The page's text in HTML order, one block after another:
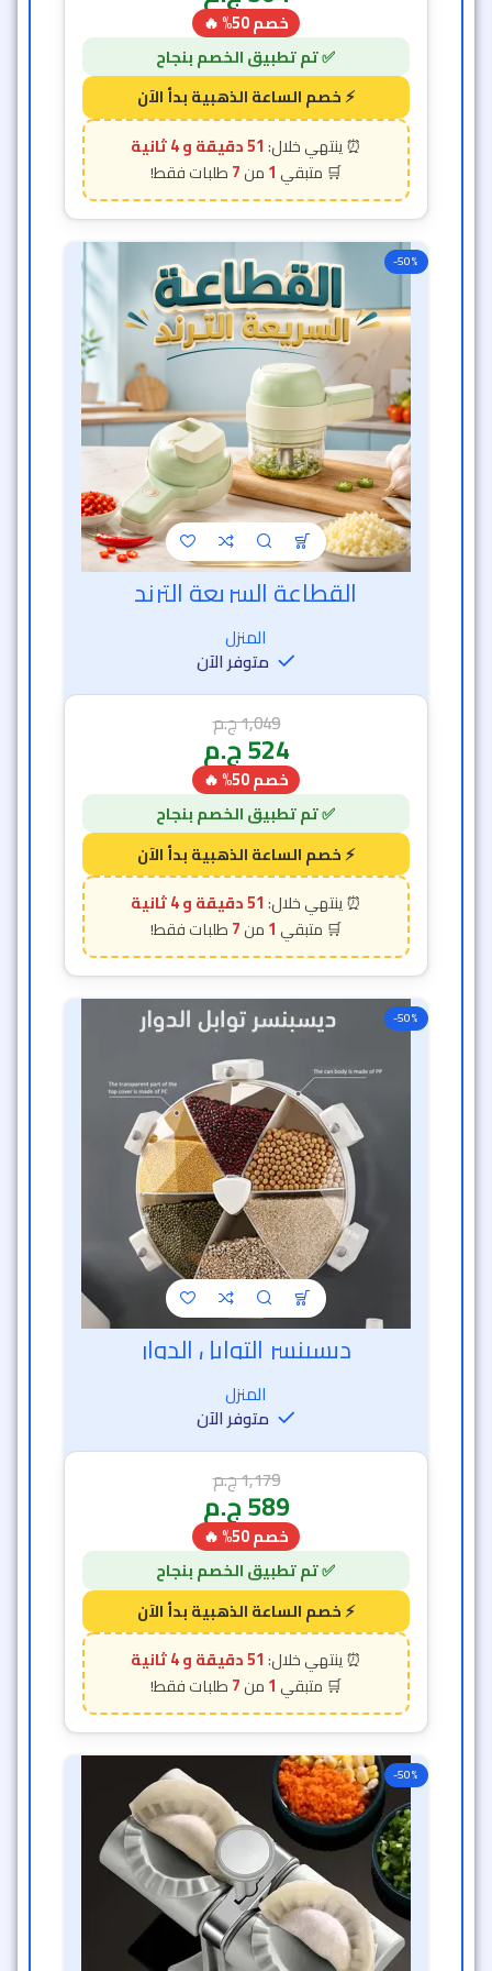
خصم 50% 🔥
51 دقيقة و 2 ثانية
1
7
-50%
خصم الساعة الذهبية
القطاعة السريعة الترند
المنزل
متوفر الآن
1,049ج.م
524ج.م
خصم 50% 🔥
51 دقيقة و 2 ثانية
1
7
-50%
خصم الساعة الذهبيةديسبنسر التوابل الدوار
المنزل
متوفر الآن
1,179ج.م
589ج.م
خصم 50% 🔥
51 دقيقة و 2 ثانية
1
7
-50%